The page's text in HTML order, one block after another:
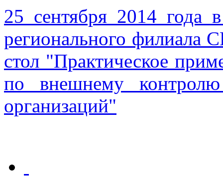
25 сентября 2014 года
регионального филиала
стол "Практическое
по внешнему контролю
организаций"